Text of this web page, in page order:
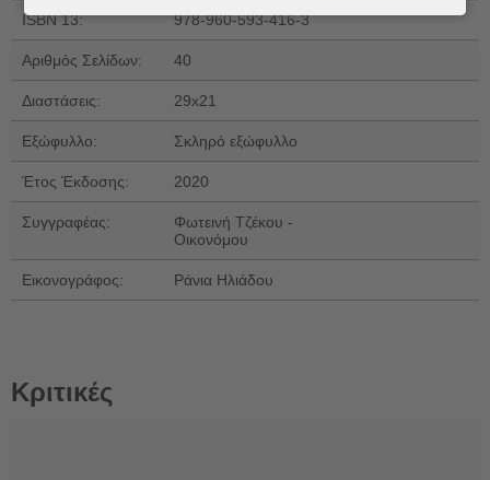
ISBN 13: 978-960-593-416-3
Αριθμός Σελίδων: 40
Διαστάσεις: 29x21
Εξώφυλλο: Σκληρό εξώφυλλο
Έτος Έκδοσης: 2020
Συγγραφέας:
Φωτεινή Τζέκου -
Οικονόμου
Εικονογράφος: Ράνια Ηλιάδου
Κριτικές